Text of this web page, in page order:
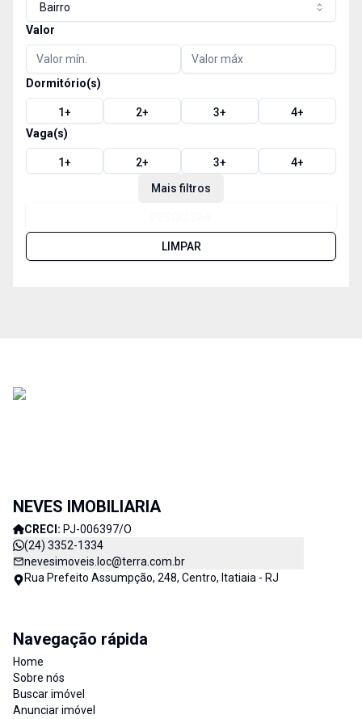
Bairro
Valor
Dormitório(s)
1+ 2+ 3+ 4+
Vaga(s)
1+ 2+ 3+ 4+
Mais filtros
LIMPAR
NEVES IMOBILIARIA
CRECI: PJ-006397/O
(24) 3352-1334
nevesimoveis.loc@terra.com.br
Rua Prefeito Assumpção, 248, Centro, Itatiaia - RJ
Navegação rápida
Home
Sobre nós
Buscar imóvel
Anunciar imóvel